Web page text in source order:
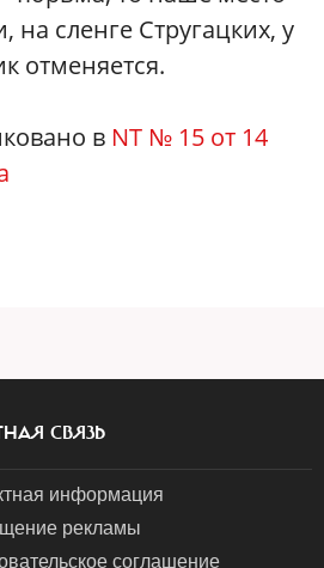
сленге Стругацких, у
отменяется.
в NT № 15 от 14
СВЯЗЬ
информация
рекламы
соглашение